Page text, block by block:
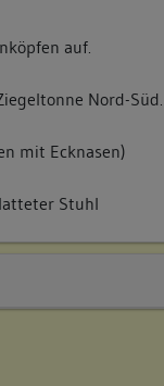
auf.
Nord-Süd.
mit Ecknasen)
Stuhl